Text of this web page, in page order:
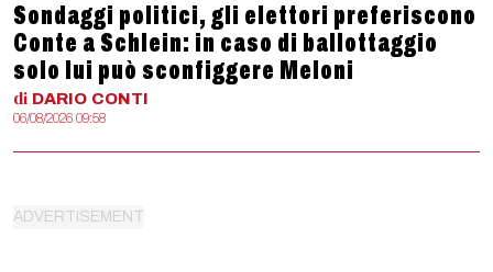
Sondaggi politici, gli elettori preferiscono
Conte a Schlein: in caso di ballottaggio
solo lui può sconfiggere Meloni
di DARIO CONTI
06/08/2026 09:58